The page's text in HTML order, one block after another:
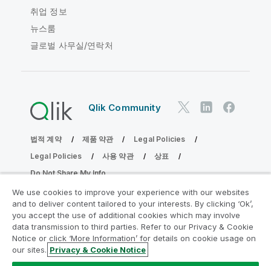
취업 정보
뉴스룸
글로벌 사무실/연락처
Qlik Community
법적 계약 제품 약관
Legal Policies
Legal Policies
사용 약관
상표
Do Not Share My Info
Copyright © 1993-2026 QlikTech International AB. 무단 전재
및 복제를 금합니다.
분석 현대화 프로그램에 참여
We use cookies to improve your experience with our websites
and to deliver content tailored to your interests. By clicking ‘Ok’,
you accept the use of additional cookies which may involve
data transmission to third parties. Refer to our Privacy & Cookie
Notice or click ‘More Information’ for details on cookie usage on
our sites. Privacy & Cookie Notice